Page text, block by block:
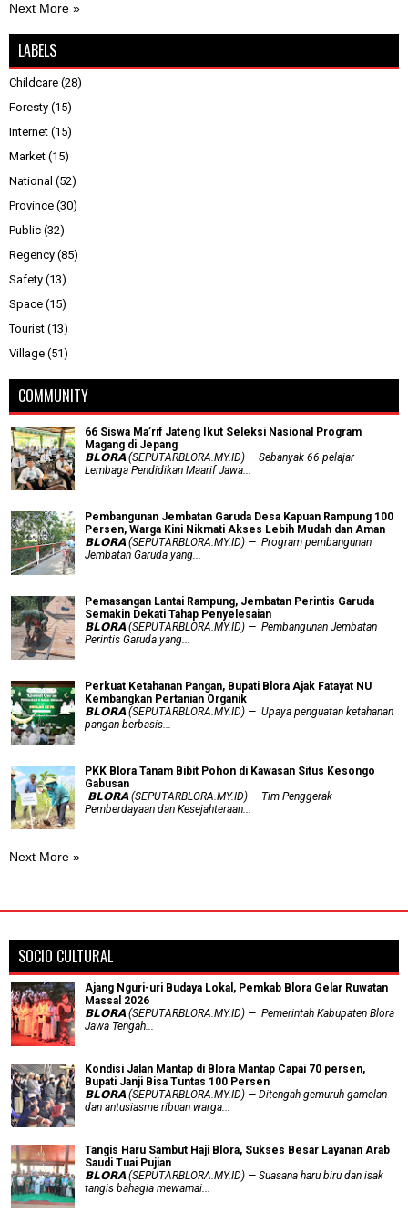
Next More »
LABELS
Childcare (28)
Foresty (15)
Internet (15)
Market (15)
National (52)
Province (30)
Public (32)
Regency (85)
Safety (13)
Space (15)
Tourist (13)
Village (51)
COMMUNITY
66 Siswa Ma’rif Jateng Ikut Seleksi Nasional Program
Magang di Jepang
𝗕𝗟𝗢𝗥𝗔 (SEPUTARBLORA.MY.ID) — Sebanyak 66 pelajar
Lembaga Pendidikan Maarif Jawa...
Pembangunan Jembatan Garuda Desa Kapuan Rampung 100
Persen, Warga Kini Nikmati Akses Lebih Mudah dan Aman
𝗕𝗟𝗢𝗥𝗔 (SEPUTARBLORA.MY.ID) — Program pembangunan
Jembatan Garuda yang...
Pemasangan Lantai Rampung, Jembatan Perintis Garuda
Semakin Dekati Tahap Penyelesaian
𝗕𝗟𝗢𝗥𝗔 (SEPUTARBLORA.MY.ID) — Pembangunan Jembatan
Perintis Garuda yang...
​Perkuat Ketahanan Pangan, Bupati Blora Ajak Fatayat NU
Kembangkan Pertanian Organik
𝗕𝗟𝗢𝗥𝗔 (SEPUTARBLORA.MY.ID) — Upaya penguatan ketahanan
pangan berbasis...
PKK Blora Tanam Bibit Pohon di Kawasan Situs Kesongo
Gabusan
‎ 𝗕𝗟𝗢𝗥𝗔 (SEPUTARBLORA.MY.ID) — Tim Penggerak
Pemberdayaan dan Kesejahteraan...
Next More »
SOCIO CULTURAL
Ajang Nguri-uri Budaya Lokal, Pemkab Blora Gelar Ruwatan
Massal 2026
𝗕𝗟𝗢𝗥𝗔 (SEPUTARBLORA.MY.ID) — Pemerintah Kabupaten Blora
Jawa Tengah...
Kondisi Jalan Mantap di Blora Mantap Capai 70 persen,
Bupati Janji Bisa Tuntas 100 Persen
𝗕𝗟𝗢𝗥𝗔 (SEPUTARBLORA.MY.ID) — Ditengah gemuruh gamelan
dan antusiasme ribuan warga...
Tangis Haru Sambut Haji Blora, Sukses Besar Layanan Arab
Saudi Tuai Pujian
𝗕𝗟𝗢𝗥𝗔 (SEPUTARBLORA.MY.ID) — Suasana haru biru dan isak
tangis bahagia mewarnai...